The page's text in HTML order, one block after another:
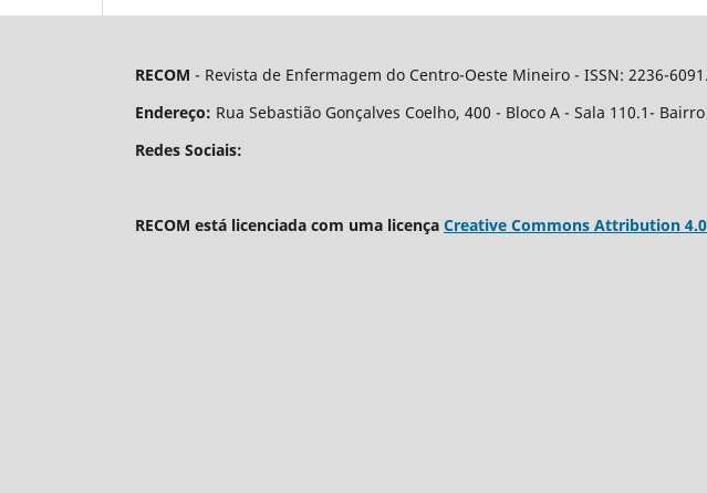
RECOM - Revista de Enfermagem do Centro-Oeste Mineiro - ISSN: 2236-6091.
Endereço: Rua Sebastião Gonçalves Coelho, 400 - Bloco A - Sala 110.1-
Redes Sociais:
RECOM está licenciada com uma licença Creative Commons Attribution